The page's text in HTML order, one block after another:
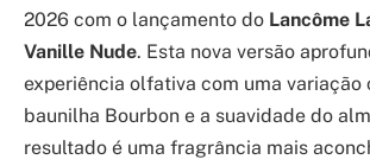
2026 com o lançamento do Lancôme
Vanille Nude. Esta nova versão
experiência olfativa com uma variação
baunilha Bourbon e a suavidade do
resultado é uma fragrância mais